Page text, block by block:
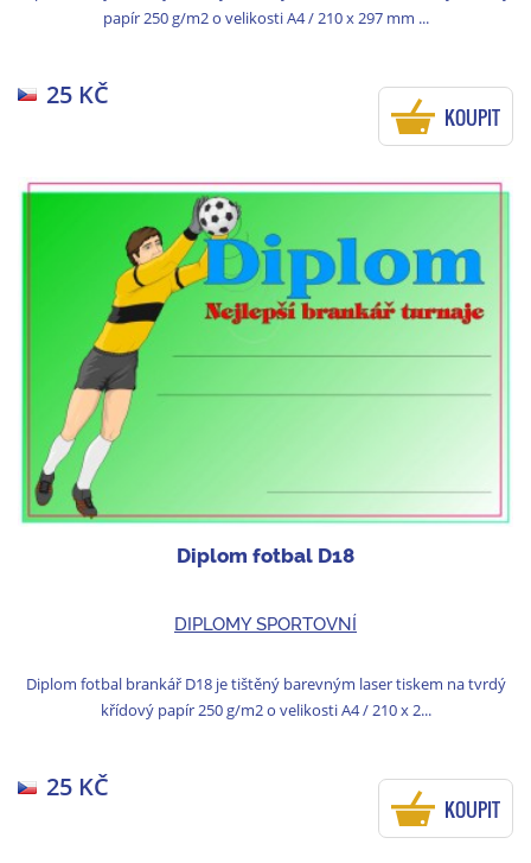
papír 250 g/m2 o velikosti A4 / 210 x 297 mm ...
25 KČ
KOUPIT
Diplom fotbal D18
DIPLOMY SPORTOVNÍ
Diplom fotbal brankář D18 je tištěný barevným laser tiskem na tvrdý
křídový papír 250 g/m2 o velikosti A4 / 210 x 2...
25 KČ
KOUPIT